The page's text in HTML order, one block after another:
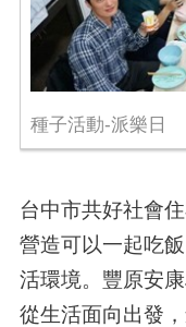
種子活動-派樂日
台中市共好社會
營造可以一起吃
活環境。豐原安
從生活面向出發